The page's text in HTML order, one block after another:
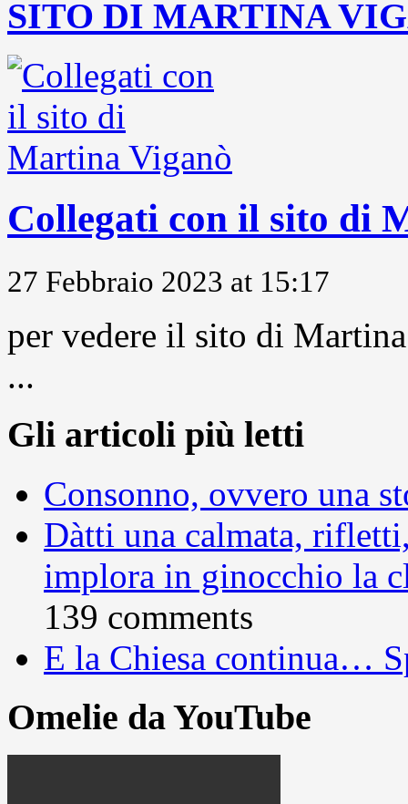
SITO DI MARTINA
Collegati con il sito di
27 Febbraio 2023 at 15:17
per vedere il sito di
...
Gli articoli più letti
Consonno, ovvero una
Dàtti una calmata,
implora in ginocchio la
139 comments
E la Chiesa continua…
Omelie da YouTube